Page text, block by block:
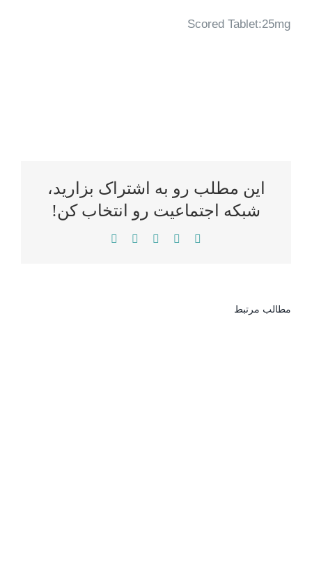
Scored Tablet:25mg
این مطلب رو به اشتراک بزارید،
شبکه اجتماعیت رو انتخاب کن!
Facebook
Twitter
Reddit
LinkedIn
مطالب مرتبط